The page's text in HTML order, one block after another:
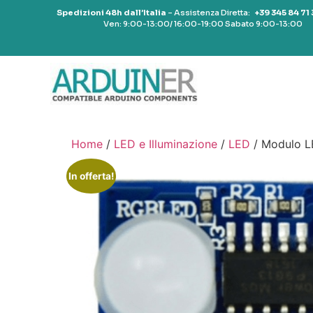
Spedizioni 48h dall’Italia – Assistenza Diretta: +39 345 84 71
Ven: 9:00-13:00/ 16:00-19:00 Sabato 9:00-13:00
Home / LED e Illuminazione / LED / Modulo
In offerta!